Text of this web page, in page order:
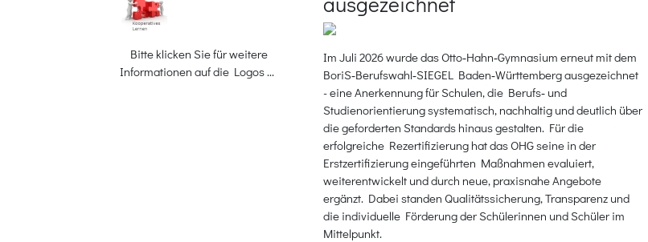
Im Juli 2026 wurde das Otto‑Hahn‑Gymnasium erneut mit dem
BoriS‑Berufswahl‑SIEGEL Baden‑Württemberg ausgezeichnet
- eine Anerkennung für Schulen, die Berufs‑ und
Studienorientierung systematisch, nachhaltig und deutlich über
die geforderten Standards hinaus gestalten. Für die
erfolgreiche Rezertifizierung hat das OHG seine in der
Erstzertifizierung eingeführten Maßnahmen evaluiert,
weiterentwickelt und durch neue, praxisnahe Angebote
ergänzt. Dabei standen Qualitätssicherung, Transparenz und
die individuelle Förderung der Schülerinnen und Schüler im
Mittelpunkt.
Bitte klicken Sie für weitere
Informationen auf die Logos ...